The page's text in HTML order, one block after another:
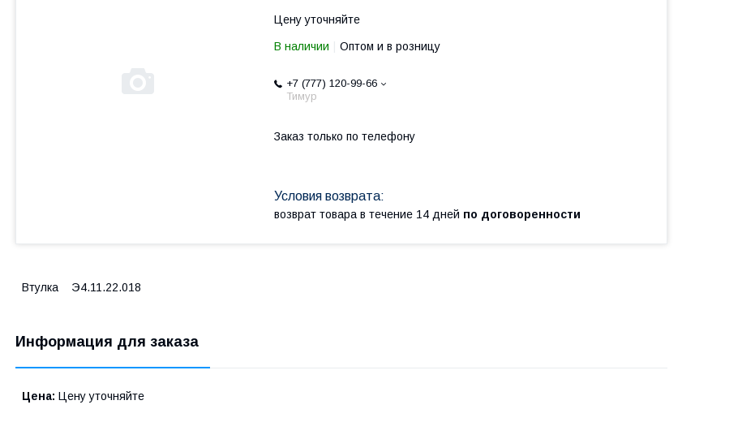
Цену уточняйте
В наличии Оптом и в розницу
+7 (777) 120-99-66
Тимур
Заказ только по телефону
возврат товара в течение 14 дней по договоренности
Втулка Э4.11.22.018
Информация для заказа
Цена: Цену уточняйте